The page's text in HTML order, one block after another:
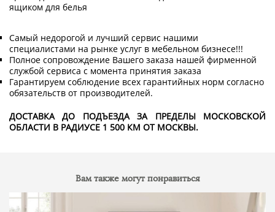
ящиком для белья
Самый недорогой и лучший сервис нашими
специалистами на рынке услуг в мебельном бизнесе!!!
Полное сопровождение Вашего заказа нашей фирменной
службой сервиса с момента принятия заказа
Гарантируем соблюдение всех гарантийных норм согласно
обязательств от производителей.
ДОСТАВКА ДО ПОДЪЕЗДА ЗА ПРЕДЕЛЫ МОСКОВСКОЙ
ОБЛАСТИ В РАДИУСЕ 1 500 КМ ОТ МОСКВЫ.
Вам также могут понравиться